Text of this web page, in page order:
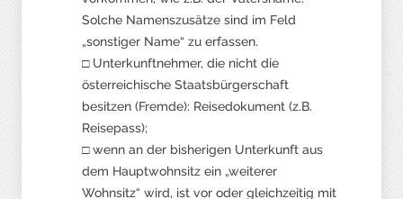
Solche Namenszusätze sind im Feld
„sonstiger Name“ zu erfassen.
□ Unterkunftnehmer, die nicht die
österreichische Staatsbürgerschaft
besitzen (Fremde): Reisedokument (z.B.
Reisepass);
□ wenn an der bisherigen Unterkunft aus
dem Hauptwohnsitz ein „weiterer
Wohnsitz“ wird, ist vor oder gleichzeitig mit